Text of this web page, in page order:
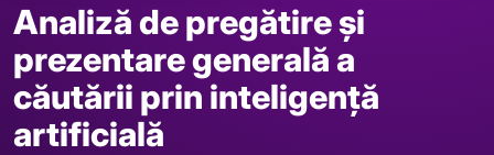
Analiză de pregătire și
prezentare generală a
căutării prin inteligență
artificială